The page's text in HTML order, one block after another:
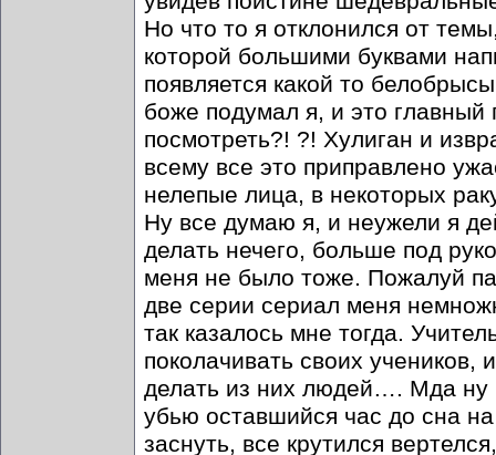
Но что то я отклонился от
которой большими буквами
появляется какой то
боже подумал я, и это главный
посмотреть?! ?! Хулиган и
всему все это приправлено
нелепые лица, в некоторых
Ну все думаю я, и неужели я
делать нечего, больше под
меня не было тоже. Пожалуй
две серии сериал меня
так казалось мне тогда.
поколачивать своих
делать из них людей…. Мда ну
убью оставшийся час до сна
заснуть, все крутился